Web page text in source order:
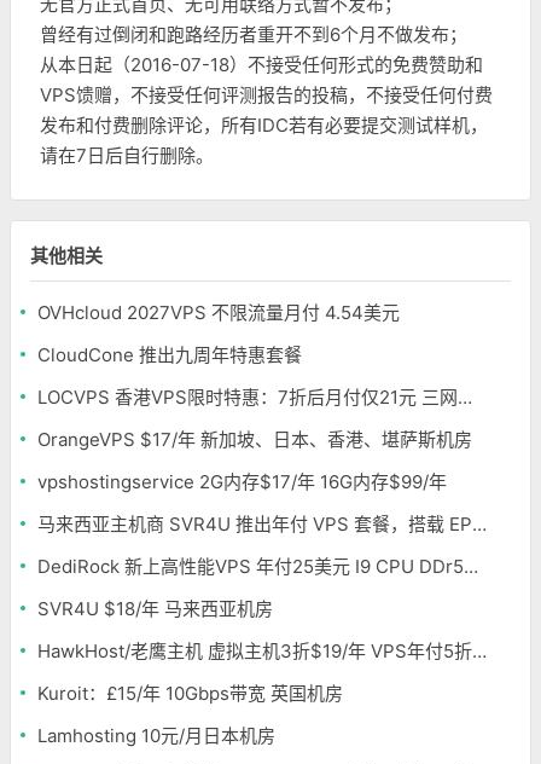
曾经有过倒闭和跑路经历者重开不到6个月不做发布；
从本日起（2016-07-18）不接受任何形式的免费赞助和
VPS馈赠，不接受任何评测报告的投稿，不接受任何付费
发布和付费删除评论，所有IDC若有必要提交测试样机，
请在7日后自行删除。
其他相关
OVHcloud 2027VPS 不限流量月付 4.54美元
CloudCone 推出九周年特惠套餐
LOCVPS 香港VPS限时特惠：7折后月付仅21元 三网优化BGP线路 可选原生IP
OrangeVPS $17/年 新加坡、日本、香港、堪萨斯机房
vpshostingservice 2G内存$17/年 16G内存$99/年
马来西亚主机商 SVR4U 推出年付 VPS 套餐，搭载 EPYC/至强铂金，支持支付宝
DediRock 新上高性能VPS 年付25美元 I9 CPU DDr5内存 纽约机房
SVR4U $18/年 马来西亚机房
HawkHost/老鹰主机 虚拟主机3折$19/年 VPS年付5折$25/年
Kuroit：£15/年 10Gbps带宽 英国机房
Lamhosting 10元/月日本机房